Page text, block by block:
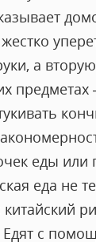
а
еды
еда не
с